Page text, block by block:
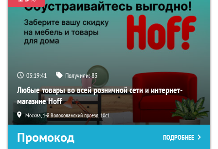
03:19:40 Получили:83
Любые товары во всей розничной сети и интернет-
магазине Hoff
Москва, 1-й Волоколамский проезд, 10с1
Промокод ПОДРОБНЕЕ